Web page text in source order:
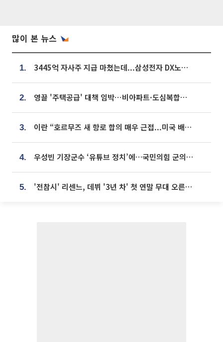
많이 본 뉴스
1. 3445억 자사주 지급 마쳤는데...삼성전자 DX노조, 뒤늦은 '떼쓰기 집회'
2. 영끌 '주택공급' 대책 임박⋯비아파트·도심복합까지 총동원
3. 이란 “호르무즈 새 항로 합의 매우 근접...미국 배상 먼저”
4. 우성빈 기장군수 ‘유튜브 정치’에…국민의힘 군의원들 집단 반발
5. '전참시' 리센느, 데뷔 '3년 차' 첫 연말 무대 오른다⋯"그동안 섭외 안 와"